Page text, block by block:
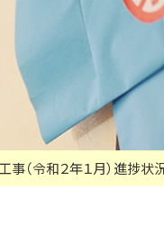
（令和２年１月）進捗状況